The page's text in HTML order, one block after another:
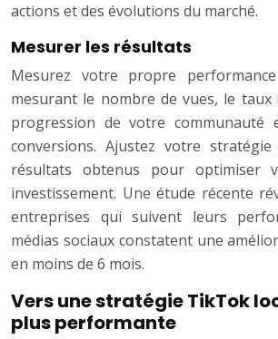
actions et des évolutions du marché.
Mesurer les résultats
Mesurez votre propre
mesurant le nombre de vues, le taux
progression de votre communauté
conversions. Ajustez votre
résultats obtenus pour optimiser
investissement. Une étude récente
entreprises qui suivent leurs
médias sociaux constatent une
en moins de 6 mois.
Vers une stratégie TikTok
plus performante